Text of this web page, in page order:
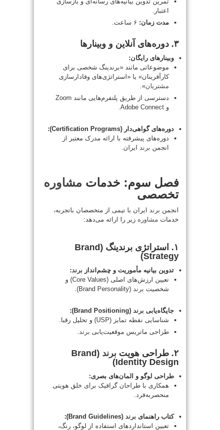
اعتبار.
مدت زمان:
۳. دوره‌های آنلاین و وبینارها
وبینارهای رایگان:
موضوعاتی مانند «برندینگ شخصی برای
کارآفرینان» یا «استراتژی‌های وفادارسازی
مشتریان».
دسترسی از طریق پلتفرم‌هایی مانند Zoom
و Adobe Connect.
دوره‌های گواهی‌دار (Certification Programs):
دوره‌های پیشرفته با ارائه مدرک معتبر از
انجمن برند ایران.
فصل سوم: خدمات مشاوره
تخصصی
انجمن برند
ایران با تیمی از متخصصان باتجربه،
خدمات مشاوره زیر را ارائه می‌دهد:
۱. استراتژی برندینگ (Brand
Strategy)
تدوین بیانیه مأموریت و چشم‌انداز برند:
تعیین ارزش‌های اصلی (Core Values) و
شخصیت برند (Brand Personality).
جایگاه‌یابی برند (Brand Positioning):
شناسایی نقطه تمایز (USP) و تحلیل رقبا.
طراحی ماتریس موقعیت‌یابی برند
۲. طراحی هویت برند
(Brand
Identity Design)
طراحی لوگو و المان‌های بصری:
همکاری با طراحان گرافیک برای خلق هویتی
منحصربه‌فرد.
کتاب راهنمای برند (Brand Guidelines):
تعیین استانداردهای استفاده از لوگو، رنگ،